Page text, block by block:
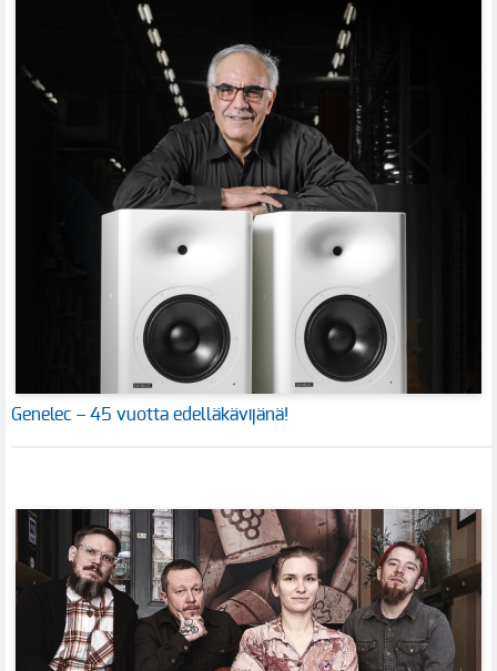
Genelec – 45 vuotta edelläkävijänä!